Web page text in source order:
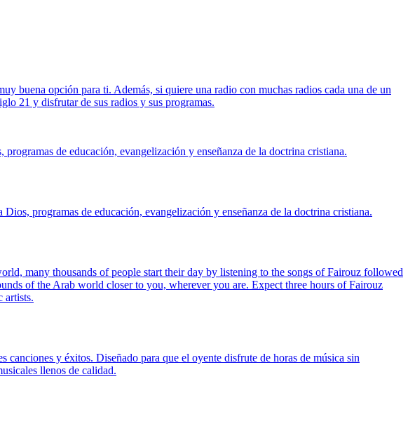
buena opción para ti. Además, si quiere una radio con muchas radios cada una de un
21 y disfrutar de sus radios y sus programas.
de educación, evangelización y enseñanza de la doctrina cristiana.
programas de educación, evangelización y enseñanza de la doctrina cristiana.
many thousands of people start their day by listening to the songs of Fairouz followed
of the Arab world closer to you, wherever you are. Expect three hours of Fairouz
artists.
y éxitos. Diseñado para que el oyente disfrute de horas de música sin
llenos de calidad.